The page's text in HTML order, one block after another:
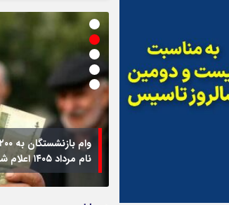
تا ۵ تهران
نام مرداد ۱۴۰۵ اعلام شد